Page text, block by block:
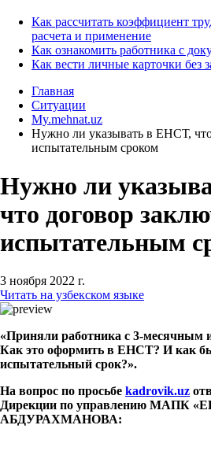
Как рассчитать коэффициент
расчета и применение
Как ознакомить работника с
Как вести личные карточки без
Главная
Ситуации
My.mehnat.uz
Нужно ли указывать в ЕНСТ,
испытательным сроком
Нужно ли
что договор
испытательным
3 ноября 2022 г.
Читать на узбекском языке
«Приняли работника с 3-месячным
Как это оформить в ЕНСТ? И как
испытательный срок?».
На вопрос по просьбе kadrovik.uz
Дирекции по управлению МАПК
АБДУРАХМАНОВА: